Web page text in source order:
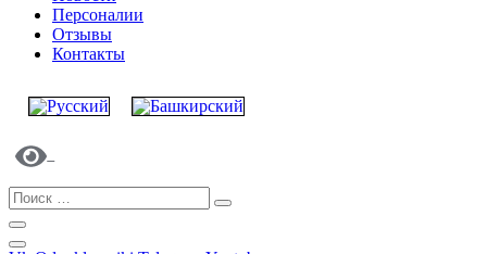
Персоналии
Отзывы
Контакты